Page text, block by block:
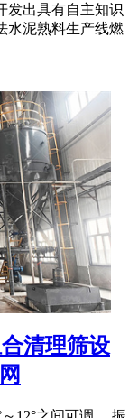
发出具有自主知识
水泥熟料生产线燃
清理筛设